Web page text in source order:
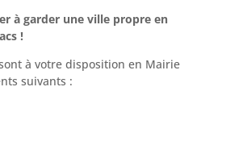
à garder une ville propre en
!
à votre disposition en Mairie
suivants :